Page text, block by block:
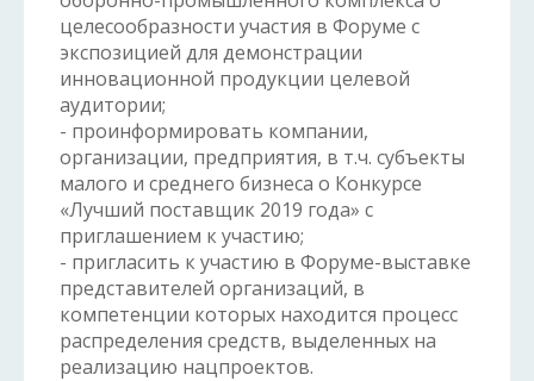
целесообразности участия в Форуме с
экспозицией для демонстрации
инновационной продукции целевой
аудитории;
- проинформировать компании,
организации, предприятия, в т.ч. субъекты
малого и среднего бизнеса о Конкурсе
«Лучший поставщик 2019 года» с
приглашением к участию;
- пригласить к участию в Форуме-выставке
представителей организаций, в
компетенции которых находится процесс
распределения средств, выделенных на
реализацию нацпроектов.